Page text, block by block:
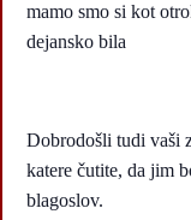
mamo smo si kot
dejansko bila
Dobrodošli tudi vaši
katere čutite, da jim
blagoslov.